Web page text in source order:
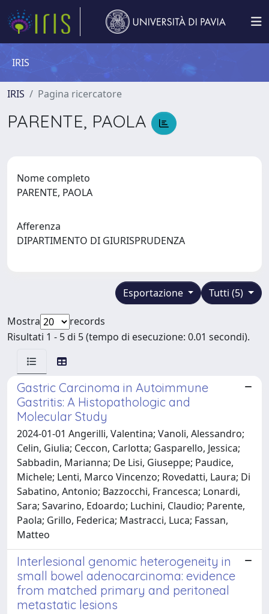
IRIS
IRIS Pagina ricercatore
PARENTE, PAOLA
Nome completo
PARENTE, PAOLA
Afferenza
DIPARTIMENTO DI GIURISPRUDENZA
Tutti (5)
Esportazione
Mostra
records
Risultati 1 - 5 di 5 (tempo di esecuzione: 0.01 secondi).
Gastric Carcinoma in Autoimmune
Gastritis: A Histopathologic and
Molecular Study
2024-01-01 Angerilli, Valentina; Vanoli, Alessandro;
Celin, Giulia; Ceccon, Carlotta; Gasparello, Jessica;
Sabbadin, Marianna; De Lisi, Giuseppe; Paudice,
Michele; Lenti, Marco Vincenzo; Rovedatti, Laura; Di
Sabatino, Antonio; Bazzocchi, Francesca; Lonardi,
Sara; Savarino, Edoardo; Luchini, Claudio; Parente,
Paola; Grillo, Federica; Mastracci, Luca; Fassan,
Matteo
Interlesional genomic heterogeneity in
small bowel adenocarcinoma: evidence
from matched primary and peritoneal
metastatic lesions